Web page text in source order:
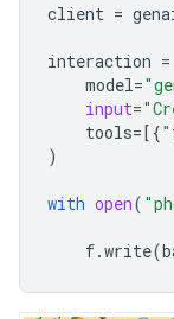
client =
interaction =
model=
input=
tools=[{
)
with open(
f.write(